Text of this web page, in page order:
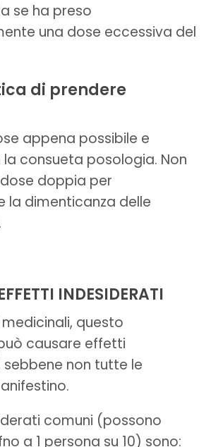
se ha preso
una dose eccessiva del
di prendere
appena possibile e
consueta posologia. Non
doppia per
la dimenticanza delle
INDESIDERATI
questo
causare effetti
sebbene non tutte le
comuni (possono
a 1 persona su 10) sono: